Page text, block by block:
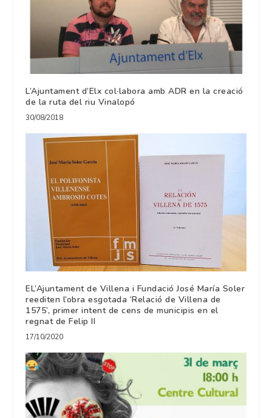
L’Ajuntament d’Elx col·labora amb ADR en la creació
de la ruta del riu Vinalopó
30/08/2018
EL’Ajuntament de Villena i Fundació José María Soler
reediten l’obra esgotada ‘Relació de Villena de
1575’, primer intent de cens de municipis en el
regnat de Felip II
17/10/2020